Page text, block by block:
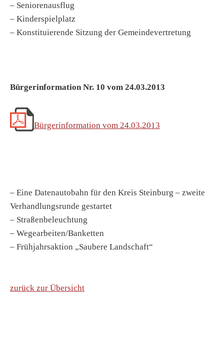
– Seniorenausflug
– Kinderspielplatz
– Konstituierende Sitzung der Gemeindevertretung
Bürgerinformation Nr. 10 vom 24.03.2013
Bürgerinformation vom 24.03.2013
– Eine Datenautobahn für den Kreis Steinburg – zweite
Verhandlungsrunde gestartet
– Straßenbeleuchtung
– Wegearbeiten/Banketten
– Frühjahrsaktion „Saubere Landschaft“
zurück zur Übersicht